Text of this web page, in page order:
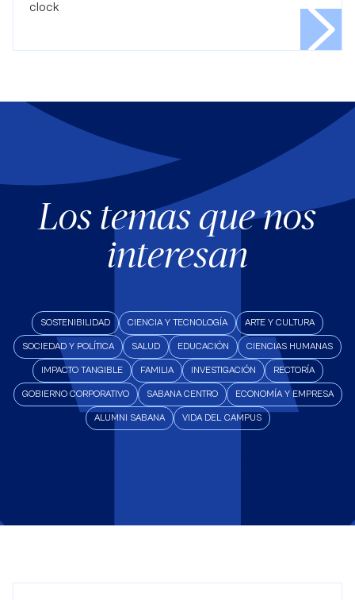
Los temas que nos
interesan
SOSTENIBILIDAD CIENCIA Y TECNOLOGÍA ARTE Y CULTURA
SOCIEDAD Y POLÍTICA SALUD EDUCACIÓN CIENCIAS HUMANAS
IMPACTO TANGIBLE FAMILIA INVESTIGACIÓN RECTORÍA
GOBIERNO CORPORATIVO SABANA CENTRO ECONOMÍA Y EMPRESA
ALUMNI SABANA VIDA DEL CAMPUS